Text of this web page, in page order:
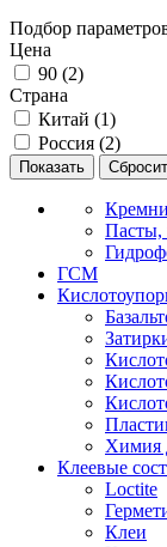
Подбор
Цена
90 (2)
Страна
Китай (1)
Россия (2)
Пасты,
ГСМ
Химия
Клеевые
Loctite
Клеи